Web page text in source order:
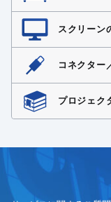
スクリーン
コネクター
プロジェク